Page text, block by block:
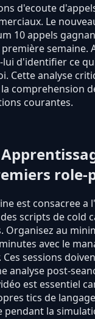
d'ecoute
Le
10 appels
semaine.
lui d'identifier ce
Cette analyse
comprehension
courantes.
role-
est consacree a
scripts de cold
Organisez au
avec le
sessions
analyse post-
est essentiel
tics de
pendant la